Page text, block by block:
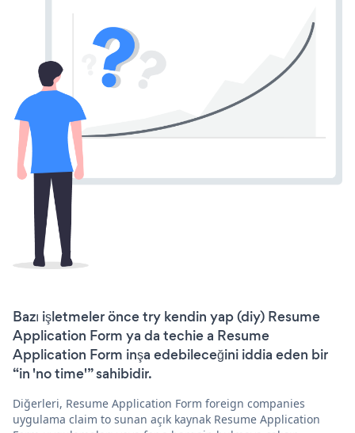
Bazı işletmeler önce try kendin yap (diy) Resume
Application Form ya da techie a Resume
Application Form inşa edebileceğini iddia eden bir
“in 'no time'” sahibidir.
Diğerleri, Resume Application Form foreign companies
uygulama claim to sunan açık kaynak Resume Application